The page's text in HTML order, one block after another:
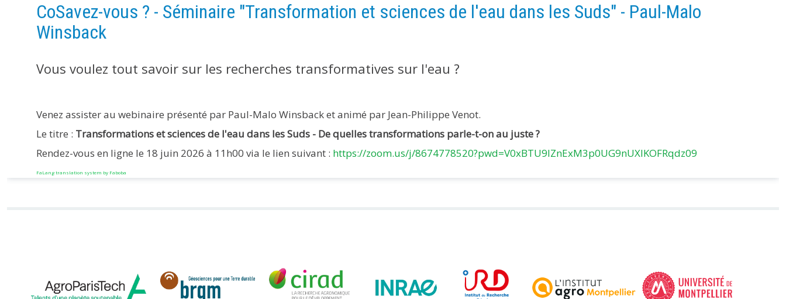
CoSavez-vous ? - Séminaire "Transformation et sciences de l'eau dans les Suds" - Paul-Malo
Winsback
Vous voulez tout savoir sur les recherches transformatives sur l'eau ?
Venez assister au webinaire présenté par Paul-Malo Winsback et animé par Jean-Philippe Venot.
Le titre : Transformations et sciences de l'eau dans les Suds - De quelles transformations parle-t-on au juste ?
Rendez-vous en ligne le 18 juin 2026 à 11h00 via le lien suivant : https://zoom.us/j/8674778520?pwd=V0xBTU9lZnExM3p0UG9nUXlKOFRqdz09
FaLang translation system by Faboba